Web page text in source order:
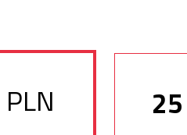
PLN 25